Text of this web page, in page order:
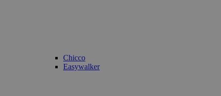
Chicco
Easywalker